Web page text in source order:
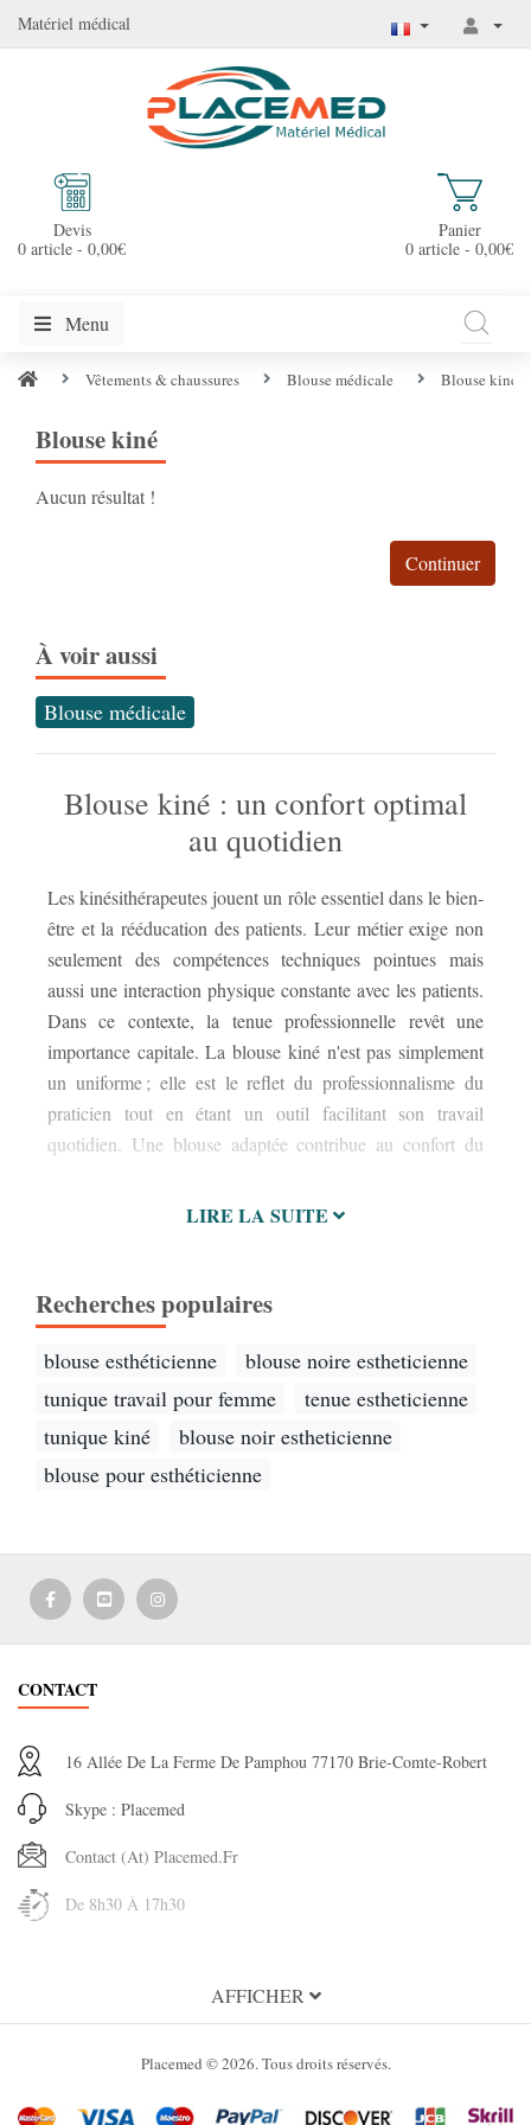
Matériel médical
Devis
0 article - 0,00€
Panier
0 article - 0,00€
Menu
Vêtements & chaussures Blouse médicale Blouse kiné
Blouse kiné
Aucun résultat !
Continuer
À voir aussi
Blouse médicale
Blouse kiné : un confort optimal
au quotidien
Les kinésithérapeutes jouent un rôle essentiel dans le bien-
être et la rééducation des patients. Leur métier exige non
seulement des compétences techniques pointues mais
aussi une interaction physique constante avec les patients.
Dans ce contexte, la tenue professionnelle revêt une
importance capitale. La blouse kiné n'est pas simplement
un uniforme ; elle est le reflet du professionnalisme du
praticien tout en étant un outil facilitant son travail
quotidien. Une blouse adaptée contribue au confort du
kinésithérapeute, assure une image professionnelle auprès
des patients et respecte les normes d'hygiène strictes du
secteur médical. Cet article explore les différentes
caractéristiques à considérer lors du choix de la blouse
LIRE LA SUITE
Recherches populaires
blouse esthéticienne
blouse noire estheticienne
tunique travail pour femme
tenue estheticienne
tunique kiné
blouse noir estheticienne
blouse pour esthéticienne
CONTACT
16 Allée De La Ferme De Pamphou 77170 Brie-Comte-Robert
Skype : Placemed
Contact (at) Placemed.fr
De 8h30 À 17h30
Conditions Générales de Vente
AFFICHER
Placemed © 2026. Tous droits réservés.